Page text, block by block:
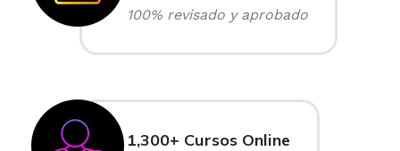
100% revisado y aprobado
1,300+ Cursos Online